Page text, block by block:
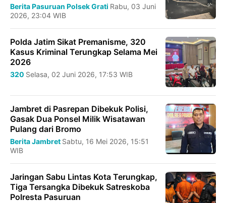
Berita Pasuruan Polsek Grati Rabu, 03 Juni
2026, 23:04 WIB
Polda Jatim Sikat Premanisme, 320
Kasus Kriminal Terungkap Selama Mei
2026
320 Selasa, 02 Juni 2026, 17:53 WIB
Jambret di Pasrepan Dibekuk Polisi,
Gasak Dua Ponsel Milik Wisatawan
Pulang dari Bromo
Berita Jambret Sabtu, 16 Mei 2026, 15:51
WIB
Jaringan Sabu Lintas Kota Terungkap,
Tiga Tersangka Dibekuk Satreskoba
Polresta Pasuruan